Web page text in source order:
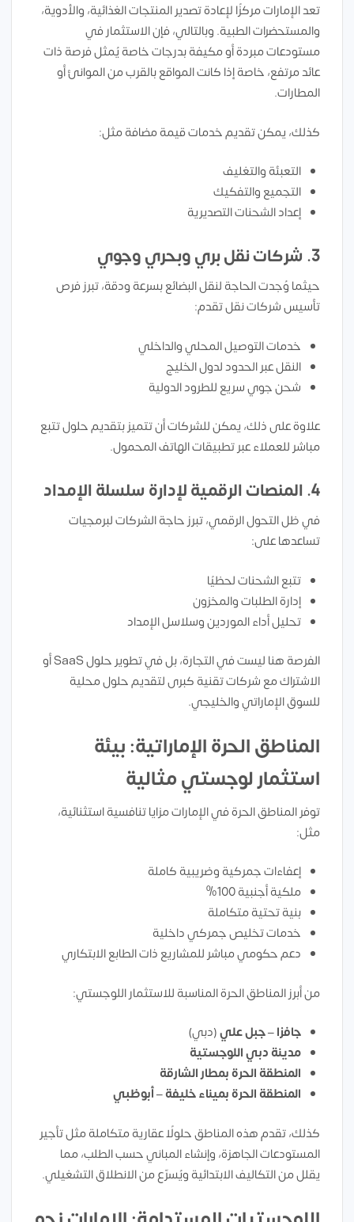
تعد الإمارات مركزًا لإعادة تصدير المنتجات الغذائية، والأدوية،
والمستحضرات الطبية. وبالتالي، فإن الاستثمار في
مستودعات مبردة أو مكيفة بدرجات خاصة يُمثل فرصة ذات
عائد مرتفع، خاصة إذا كانت المواقع بالقرب من الموانئ أو
المطارات.
كذلك، يمكن تقديم خدمات قيمة مضافة مثل:
التعبئة والتغليف
التجميع والتفكيك
إعداد الشحنات التصديرية
3. شركات نقل بري وبحري وجوي
حيثما وُجدت الحاجة لنقل البضائع بسرعة ودقة، تبرز فرص
تأسيس شركات نقل تقدم:
خدمات التوصيل المحلي والداخلي
النقل عبر الحدود لدول الخليج
شحن جوي سريع للطرود الدولية
علاوة على ذلك، يمكن للشركات أن تتميز بتقديم حلول تتبع
مباشر للعملاء عبر تطبيقات الهاتف المحمول.
4. المنصات الرقمية لإدارة سلسلة الإمداد
في ظل التحول الرقمي، تبرز حاجة الشركات لبرمجيات
تساعدها على:
تتبع الشحنات لحظيًا
إدارة الطلبات والمخزون
تحليل أداء الموردين وسلاسل الإمداد
الفرصة هنا ليست في التجارة، بل في تطوير حلول SaaS أو
الاشتراك مع شركات تقنية كبرى لتقديم حلول محلية
للسوق الإماراتي والخليجي.
المناطق الحرة الإماراتية: بيئة
استثمار لوجستي مثالية
توفر المناطق الحرة في الإمارات مزايا تنافسية استثنائية،
مثل:
إعفاءات جمركية وضريبية كاملة
ملكية أجنبية 100%
بنية تحتية متكاملة
خدمات تخليص جمركي داخلية
دعم حكومي مباشر للمشاريع ذات الطابع الابتكاري
من أبرز المناطق الحرة المناسبة للاستثمار اللوجستي:
جافزا – جبل علي(دبي)
مدينة دبي اللوجستية
المنطقة الحرة بمطار الشارقة
المنطقة الحرة بميناء خليفة – أبوظبي
كذلك، تقدم هذه المناطق حلولًا عقارية متكاملة مثل تأجير
المستودعات الجاهزة، وإنشاء المباني حسب الطلب، مما
يقلل من التكاليف الابتدائية ويُسرّع من الانطلاق التشغيلي.